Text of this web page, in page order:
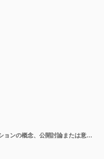
白、グローバルなコミュニケーションの概念、公開討論または意見の多様性のメタファー、会議またはブレーンストーミングに分離されたさまざまな吹き出し構成ベクトルフラットデザイン。